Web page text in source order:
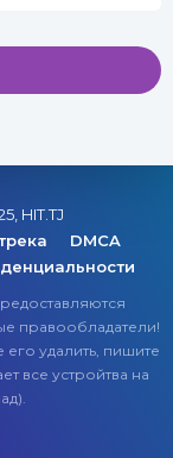
HIT.TJ
DMCA
правообладатели!
его удалить, пишите
все устройтва на